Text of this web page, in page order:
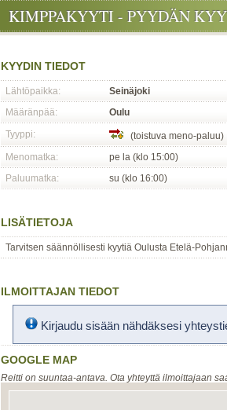
KIMPPAKYYTI - PYYDÄN
KYYDIN TIEDOT
Lähtöpaikka:
Seinäjoki
Määränpää:
Oulu
Tyyppi:
(toistuva meno-paluu)
Menomatka:
pe la (klo 15:00)
Paluumatka:
su (klo 16:00)
LISÄTIETOJA
Tarvitsen säännöllisesti kyytiä Oulusta Etelä-
ILMOITTAJAN TIEDOT
Kirjaudu sisään nähdäksesi
GOOGLE MAP
Reitti on suuntaa-antava. Ota yhteyttä ilmoittajaan